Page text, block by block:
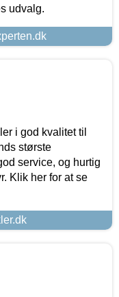
udvalg.
i god kvalitet til
største
service, og hurtig
Klik her for at se